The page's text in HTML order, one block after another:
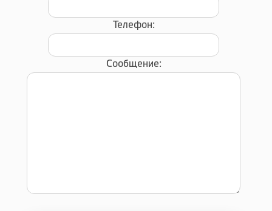
Телефон:
Сообщение: